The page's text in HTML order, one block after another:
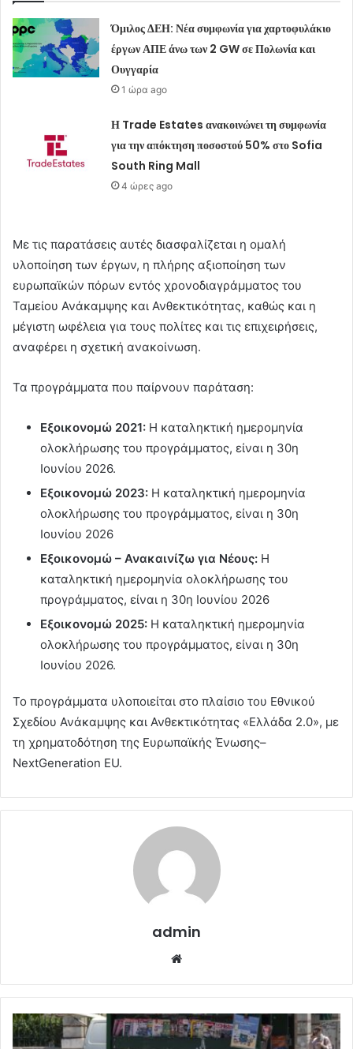
Όμιλος ΔΕΗ: Νέα συμφωνία για χαρτοφυλάκιο
έργων ΑΠΕ άνω των 2 GW σε Πολωνία και
Ουγγαρία
1 ώρα ago
Η Trade Estates ανακοινώνει τη συμφωνία
για την απόκτηση ποσοστού 50% στο Sofia
South Ring Mall
4 ώρες ago
Με τις παρατάσεις αυτές διασφαλίζεται η ομαλή
υλοποίηση των έργων, η πλήρης αξιοποίηση των
ευρωπαϊκών πόρων εντός χρονοδιαγράμματος του
Ταμείου Ανάκαμψης και Ανθεκτικότητας, καθώς και η
μέγιστη ωφέλεια για τους πολίτες και τις επιχειρήσεις,
αναφέρει η σχετική ανακοίνωση.
Τα προγράμματα που παίρνουν παράταση:
Εξοικονομώ 2021: Η καταληκτική ημερομηνία
ολοκλήρωσης του προγράμματος, είναι η 30η
Ιουνίου 2026.
Εξοικονομώ 2023: Η καταληκτική ημερομηνία
ολοκλήρωσης του προγράμματος, είναι η 30η
Ιουνίου 2026
Εξοικονομώ – Ανακαινίζω για Νέους: Η
καταληκτική ημερομηνία ολοκλήρωσης του
προγράμματος, είναι η 30η Ιουνίου 2026
Εξοικονομώ 2025: Η καταληκτική ημερομηνία
ολοκλήρωσης του προγράμματος, είναι η 30η
Ιουνίου 2026.
Το προγράμματα υλοποιείται στο πλαίσιο του Εθνικού
Σχεδίου Ανάκαμψης και Ανθεκτικότητας «Ελλάδα 2.0», με
τη χρηματοδότηση της Ευρωπαϊκής Ένωσης–
NextGeneration EU.
admin